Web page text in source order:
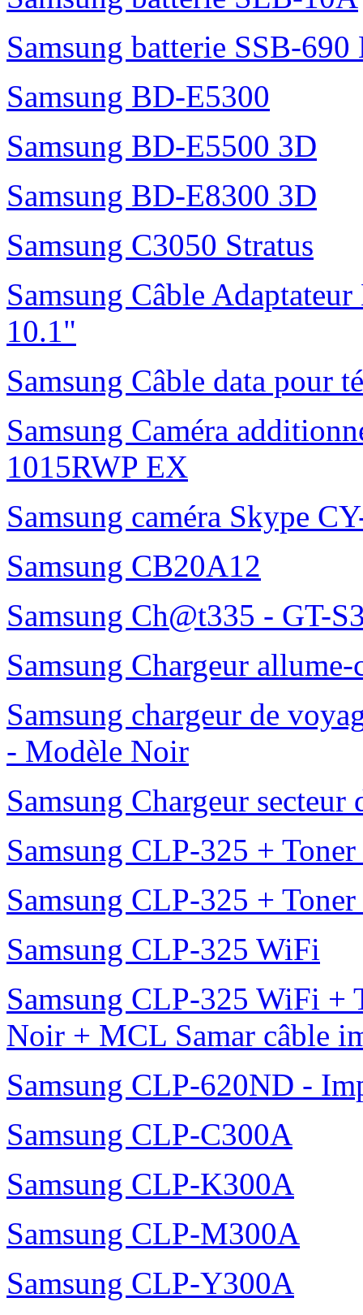
Samsung batterie SSB-690
Samsung BD-E5300
Samsung BD-E5500 3D
Samsung BD-E8300 3D
Samsung C3050 Stratus
Samsung Câble
10.1"
Samsung Câble data pour
Samsung Caméra
1015RWP EX
Samsung caméra Skype
Samsung CB20A12
Samsung Ch@t335 - GT-
Samsung Chargeur
Samsung chargeur de
- Modèle Noir
Samsung Chargeur
Samsung CLP-325 +
Samsung CLP-325 +
Samsung CLP-325 WiFi
Samsung CLP-325 WiFi +
Noir + MCL Samar câble
Samsung CLP-620ND -
Samsung CLP-C300A
Samsung CLP-K300A
Samsung CLP-M300A
Samsung CLP-Y300A